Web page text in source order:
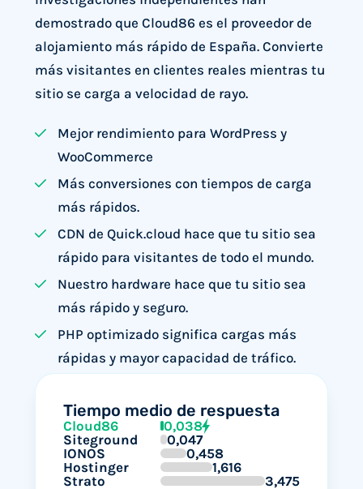
demostrado que Cloud86 es el proveedor de
alojamiento más rápido de España. Convierte
más visitantes en clientes reales mientras tu
sitio se carga a velocidad de rayo.
Mejor rendimiento para WordPress y
WooCommerce
Más conversiones con tiempos de carga
más rápidos.
CDN de Quick.cloud hace que tu sitio sea
rápido para visitantes de todo el mundo.
Nuestro hardware hace que tu sitio sea
más rápido y seguro.
PHP optimizado significa cargas más
rápidas y mayor capacidad de tráfico.
Tiempo medio de respuesta
Cloud86
0,038
Siteground
0,047
IONOS
0,458
Hostinger
1,616
Strato
3,475